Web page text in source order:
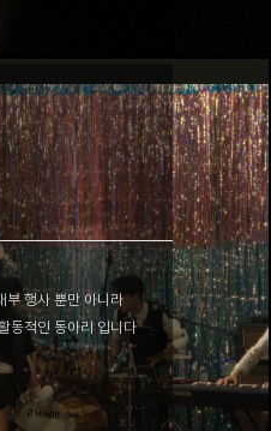
부 행사 뿐만 아니라
동적인 동아리 입니다